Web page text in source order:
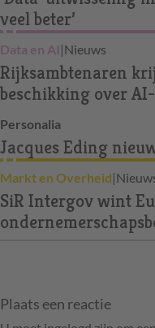
veel beter’
Data en AI |Nieuws
Rijksambtenaren
beschikking over
Personalia
Jacques Eding
Markt en Overheid|
SiR Intergov wint
Plaats een reactie